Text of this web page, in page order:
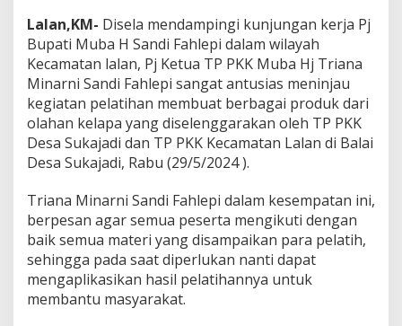
O
l
h
a
n
P
o
d
k
K
l
a
p
a
Lalan,KM- Disela mendampingi kunjungan kerja Pj
Bupati Muba H Sandi Fahlepi dalam wilayah
Kecamatan lalan, Pj Ketua TP PKK Muba Hj Triana
Minarni Sandi Fahlepi sangat antusias meninjau
kegiatan pelatihan membuat berbagai produk dari
olahan kelapa yang diselenggarakan oleh TP PKK
Desa Sukajadi dan TP PKK Kecamatan Lalan di Balai
Desa Sukajadi, Rabu (29/5/2024 ).
Triana Minarni Sandi Fahlepi dalam kesempatan ini,
berpesan agar semua peserta mengikuti dengan
baik semua materi yang disampaikan para pelatih,
sehingga pada saat diperlukan nanti dapat
mengaplikasikan hasil pelatihannya untuk
membantu masyarakat.